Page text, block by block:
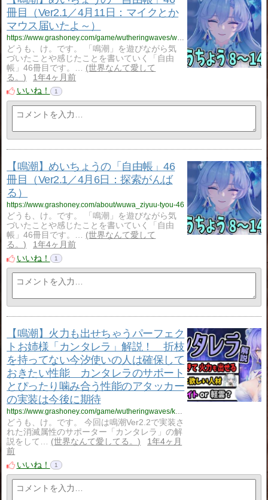
冊目（Ver2.1／4月11日：マイクとか
マウス届いたよ～）
https://www.grashoney.com/game/wutheringwaves/wuwa_ziyuu-tyou-46
どうも、け。です。 「鳴潮」を遊びながら気
づいたことや感じたことを書いていく「自由
帳」46冊目です。…
世界なんて愛して
る。
1年4ヶ月前
いいね！
1
【鳴潮】めいちょうの「自由帳」46
冊目（Ver2.1／4月6日：探索がんば
る）
https://www.grashoney.com/about/wuwa_ziyuu-tyou-46
どうも、け。です。 「鳴潮」を遊びながら気
づいたことや感じたことを書いていく「自由
帳」46冊目です。…
世界なんて愛して
る。
1年4ヶ月前
いいね！
1
【鳴潮】火力も出せちゃうパーフェク
トお姉様「カンタレラ」解説！ 折枝
を持ってない今汐使いの人は確保して
おきたい性能 カンタレラのサポート
とぴったり噛み合う性能のアタッカー
の実装は今後に期待
https://www.grashoney.com/game/wutheringwaves/kanntarera_kaisetu
どうも、け。です。 今回は鳴潮Ver2.2で実装さ
れた消滅属性のサポーター「カンタレラ」の解
説をして…
世界なんて愛してる。
1年4ヶ月
前
いいね！
1